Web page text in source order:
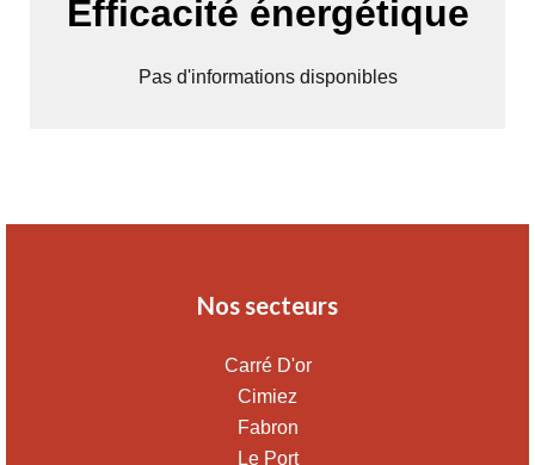
Efficacité énergétique
Pas d'informations disponibles
Nos secteurs
Carré D'or
Cimiez
Fabron
Le Port